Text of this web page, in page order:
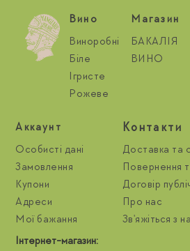
Вино
Виноробні
Біле
Ігристе
Рожеве
Магазин
БАКАЛІЯ
ВИНО
Aккаунт
Особисті дані
Замовлення
Купони
Адреси
Мої бажання
Контакти
Доставка та
Повернення
Договір
Про нас
Зв'яжіться з
Інтернет-магазин: